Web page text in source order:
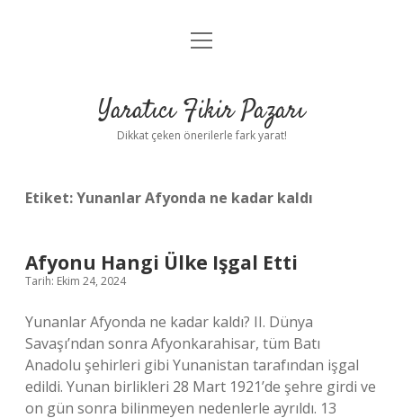
Anasayfa
Yasal Uyarı
menüyü
Yaratıcı Fikir Pazarı
Dikkat çeken önerilerle fark yarat!
Etiket:Yunanlar Afyonda ne kadar kaldı
Afyonu Hangi Ülke Işgal Etti
Tarih: Ekim 24, 2024
Yunanlar Afyonda ne kadar kaldı? II. Dünya
Savaşı’ndan sonra Afyonkarahisar, tüm Batı
Anadolu şehirleri gibi Yunanistan tarafından işgal
edildi. Yunan birlikleri 28 Mart 1921’de şehre girdi ve
on gün sonra bilinmeyen nedenlerle ayrıldı. 13